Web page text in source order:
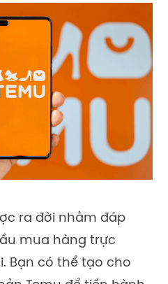
ra đời nhằm đáp
mua hàng trực
Bạn có thể tạo cho